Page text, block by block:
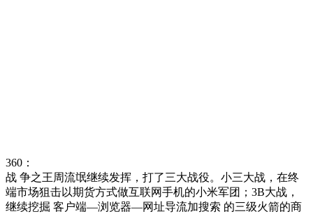
360：
战 争之王周流氓继续发挥，打了三大战役。小三大战，在终
端市场狙击以期货方式做互联网手机的小米军团；3B大战，
继续挖掘 客户端—浏览器—网址导流加搜索 的三级火箭的商